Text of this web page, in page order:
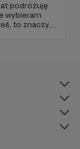
podróżuję